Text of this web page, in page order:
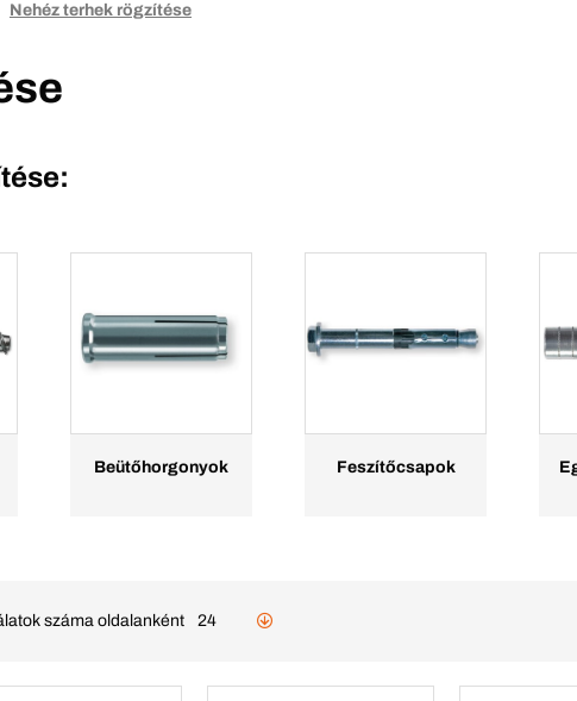
Nehéz terhek rögzítése
Beütőhorgonyok Feszítőcsapok
száma oldalanként 24